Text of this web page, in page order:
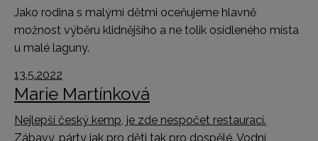
Jako rodina s malými dětmi oceňujeme hlavně
možnost výběru klidnějšího a ne tolik osídleného místa
u malé laguny.
13.5.2022
Marie Martínková
Nejlepší český kemp, je zde nespočet restaurací.
Zábavy, párty jak pro děti tak pro dospělé. Vodní